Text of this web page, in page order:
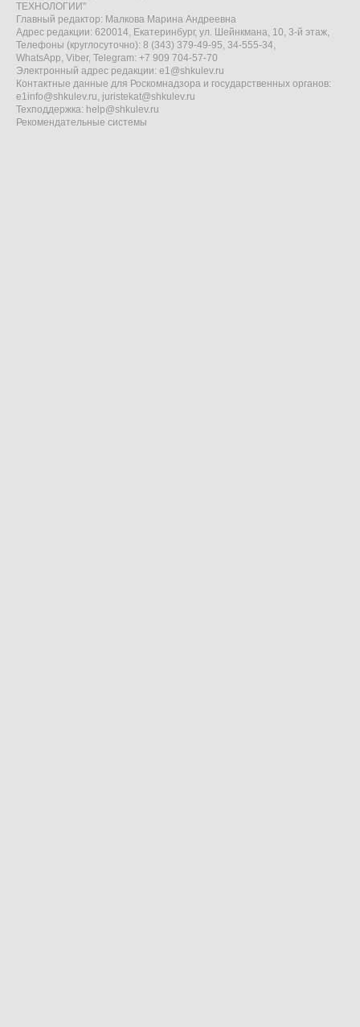
ТЕХНОЛОГИИ"
Главный редактор: Малкова Марина Андреевна
Адрес редакции: 620014, Екатеринбург, ул. Шейнкмана, 10, 3-й этаж,
Телефоны (круглосуточно): 8 (343) 379-49-95, 34-555-34,
WhatsApp, Viber, Telegram: +7 909 704-57-70
Электронный адрес редакции: e1@shkulev.ru
Контактные данные для Роскомнадзора и государственных органов:
e1info@shkulev.ru, juristekat@shkulev.ru
Техподдержка: help@shkulev.ru
Рекомендательные системы